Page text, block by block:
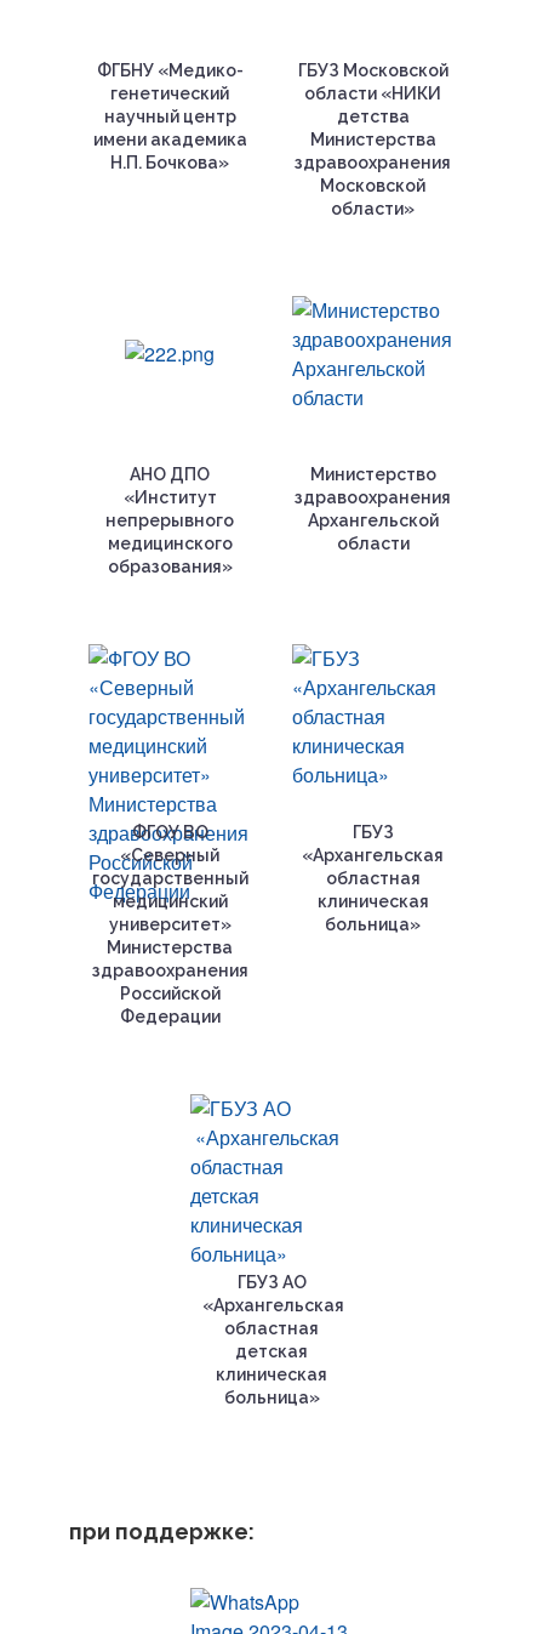
ФГБНУ «Медико-
генетический
научный центр
имени академика
Н.П. Бочкова»
ГБУЗ Московской
области «НИКИ
детства
Министерства
здравоохранения
Московской
области»
АНО ДПО
«Институт
непрерывного
медицинского
образования»
Министерство
здравоохранения
Архангельской
области
ФГОУ ВО
«Северный
государственный
медицинский
университет»
Министерства
здравоохранения
Российской
Федерации
ГБУЗ
«Архангельская
областная
клиническая
больница»
ГБУЗ АО
«Архангельская
областная
детская
клиническая
больница»
при поддержке: